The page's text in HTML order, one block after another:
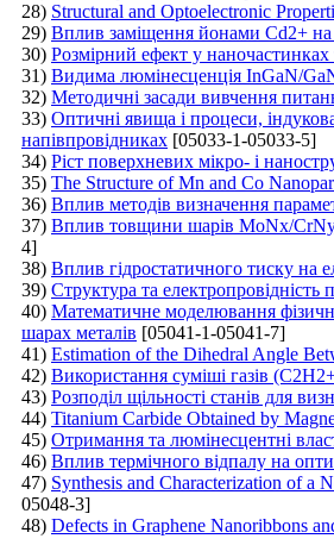
28) Structural and Optoelectronic
29) Вплив заміщення йонами Cd2+ на
30) Розмірний ефект у
31) Видима люмінесценція ІnGaN/
32) Методичні засади вивчення
33) Оптичні явища і процеси,
напівпровідниках [05033-1-05033-5]
34) Ріст поверхневих мікро- і
35) The Structure of Mn and Co
36) Вплив методів визначення
37) Вплив товщини шарів MoNх/CrNy
4]
38) Вплив гідростатичного тиску на
39) Структура та
40) Математичне моделювання
шарах металів [05041-1-05041-7]
41) Estimation of the Dihedral Angle
42) Використання суміші газів
43) Розподіл щільності станів для
44) Titanium Carbide Obtained by
45) Отримання та люмінесцентні
46) Вплив термічного відпалу на
47) Synthesis and Characterization of
05048-3]
48) Defects in Graphene Nanoribbons